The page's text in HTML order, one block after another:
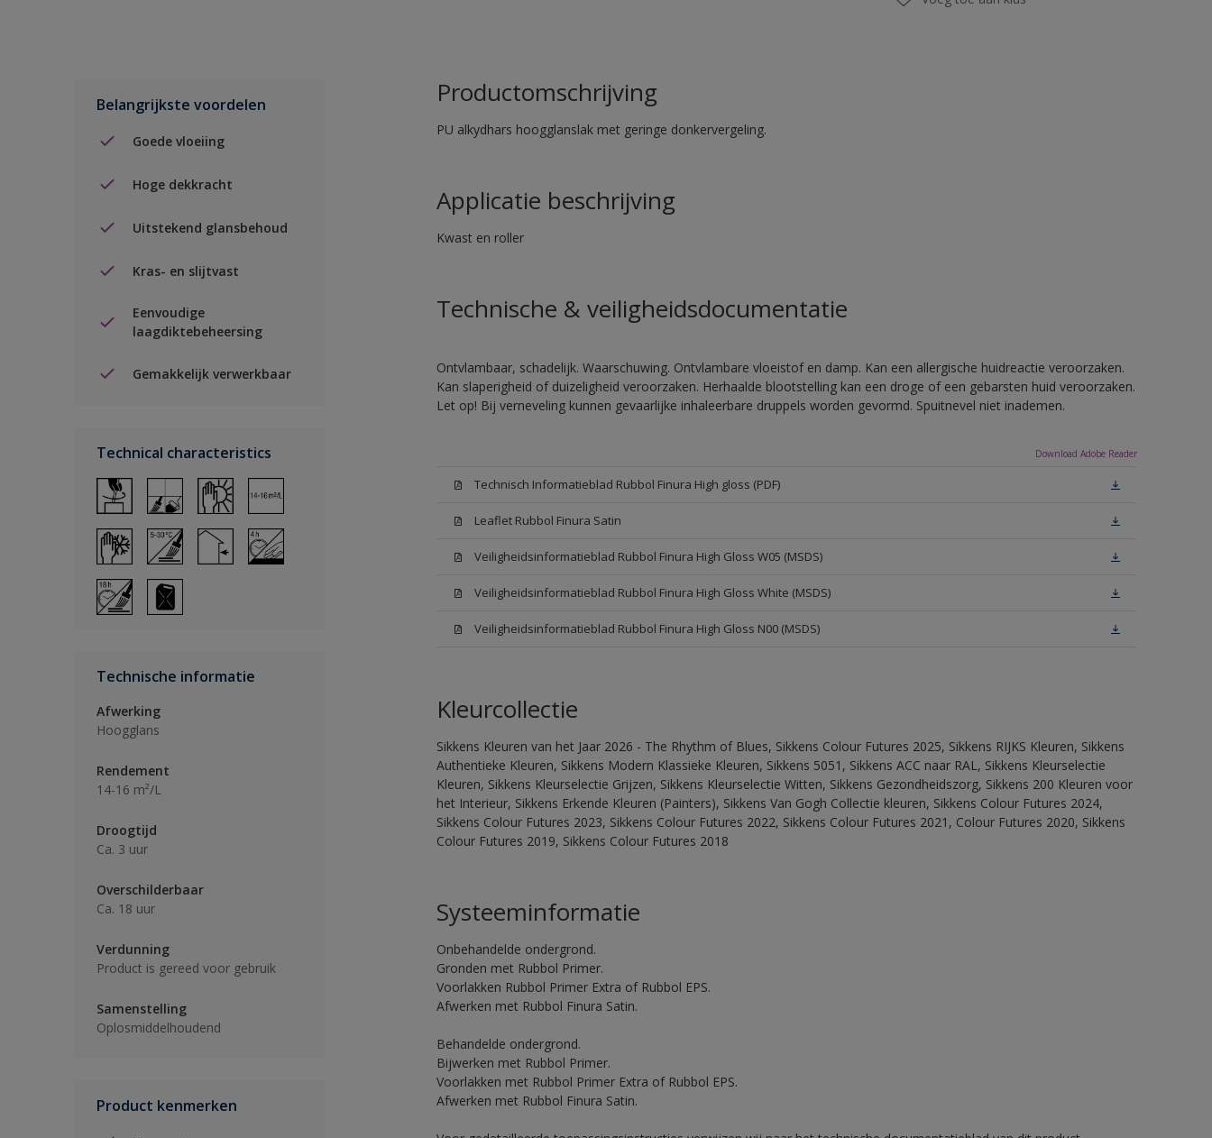
Belangrijkste voordelen
Goede vloeiing
Hoge dekkracht
Uitstekend glansbehoud
Kras- en slijtvast
Eenvoudige
laagdiktebeheersing
Gemakkelijk verwerkbaar
Technical characteristics
Technische informatie
Afwerking
Hoogglans
Rendement
14-16 m²/L
Droogtijd
Ca. 3 uur
Overschilderbaar
Ca. 18 uur
Verdunning
Product is gereed voor gebruik
Samenstelling
Oplosmiddelhoudend
Product kenmerken
Productomschrijving
PU alkydhars hoogglanslak met geringe donkervergeling.
Applicatie beschrijving
Kwast en roller
Technische & veiligheidsdocumentatie
Ontvlambaar, schadelijk. Waarschuwing. Ontvlambare vloeistof en damp. Kan een allergische huidreactie veroorzaken.
Kan slaperigheid of duizeligheid veroorzaken. Herhaalde blootstelling kan een droge of een gebarsten huid veroorzaken.
Let op! Bij verneveling kunnen gevaarlijke inhaleerbare druppels worden gevormd. Spuitnevel niet inademen.
Download Adobe Reader
Technisch Informatieblad Rubbol Finura High gloss (PDF)
Leaflet Rubbol Finura Satin
Veiligheidsinformatieblad Rubbol Finura High Gloss W05 (MSDS)
Veiligheidsinformatieblad Rubbol Finura High Gloss White (MSDS)
Veiligheidsinformatieblad Rubbol Finura High Gloss N00 (MSDS)
Kleurcollectie
Sikkens Kleuren van het Jaar 2026 - The Rhythm of Blues, Sikkens Colour Futures 2025, Sikkens RIJKS Kleuren, Sikkens
Authentieke Kleuren, Sikkens Modern Klassieke Kleuren, Sikkens 5051, Sikkens ACC naar RAL, Sikkens Kleurselectie
Kleuren, Sikkens Kleurselectie Grijzen, Sikkens Kleurselectie Witten, Sikkens Gezondheidszorg, Sikkens 200 Kleuren voor
het Interieur, Sikkens Erkende Kleuren (Painters), Sikkens Van Gogh Collectie kleuren, Sikkens Colour Futures 2024,
Sikkens Colour Futures 2023, Sikkens Colour Futures 2022, Sikkens Colour Futures 2021, Colour Futures 2020, Sikkens
Colour Futures 2019, Sikkens Colour Futures 2018
Systeeminformatie
Onbehandelde ondergrond.
Gronden met Rubbol Primer.
Voorlakken Rubbol Primer Extra of Rubbol EPS.
Afwerken met Rubbol Finura Satin.
Behandelde ondergrond.
Bijwerken met Rubbol Primer.
Voorlakken met Rubbol Primer Extra of Rubbol EPS.
Afwerken met Rubbol Finura Satin.